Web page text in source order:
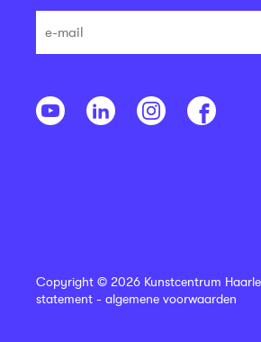
Copyright © 2026 Kunstcentrum
statement - algemene voorwaarden